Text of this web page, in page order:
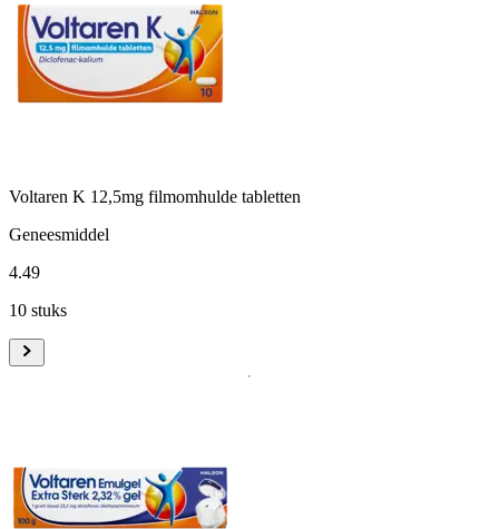
Voltaren K 12,5mg filmomhulde tabletten
Geneesmiddel
4.49
10 stuks